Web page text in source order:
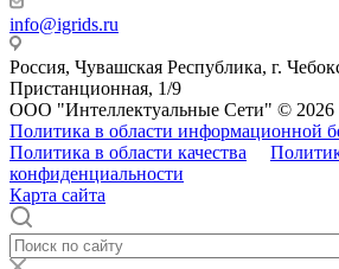
info@igrids.ru
Россия, Чувашская Республика, г.
Пристанционная, 1/9
ООО "Интеллектуальные Сети" © 2026
Политика в области информационной
Политика в области качества
конфиденциальности
Карта сайта